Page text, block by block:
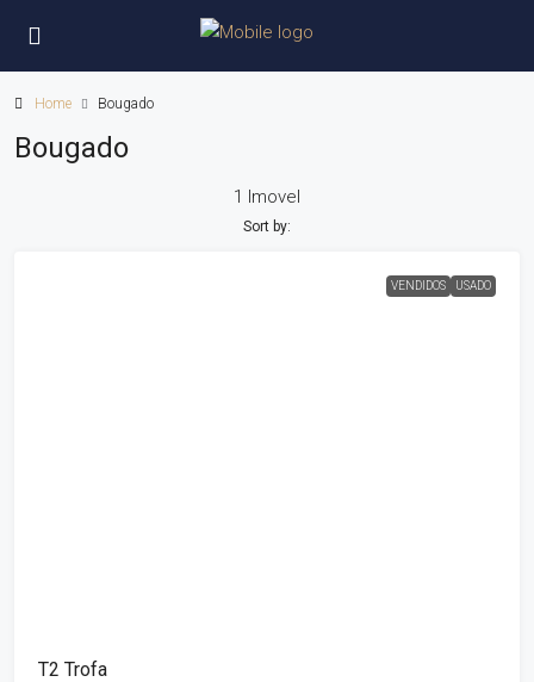
Home Bougado
Bougado
1 Imovel
Sort by:
VENDIDOS USADO
T2 Trofa